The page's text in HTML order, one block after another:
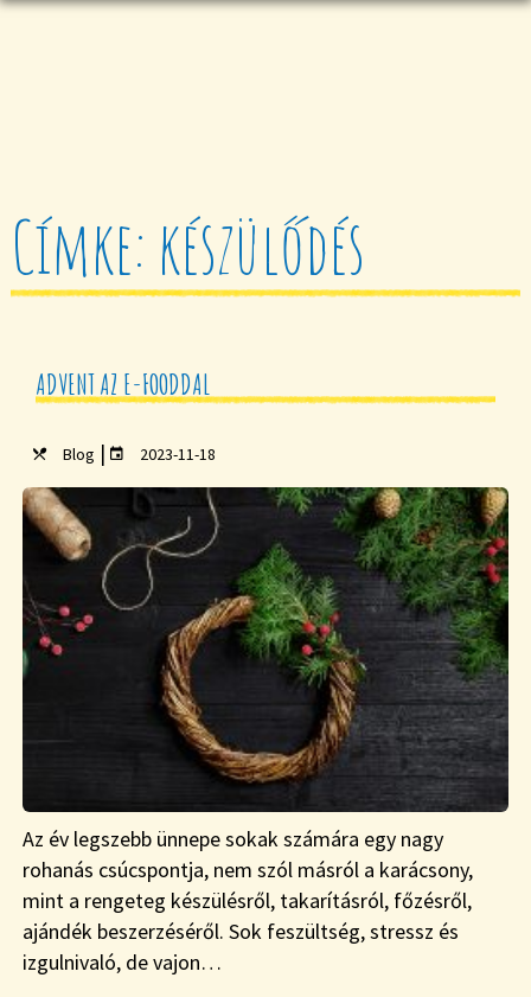
Címke: készülődés
ADVENT AZ E-FOODDAL
Blog | 2023-11-18
Az év legszebb ünnepe sokak számára egy nagy
rohanás csúcspontja, nem szól másról a karácsony,
mint a rengeteg készülésről, takarításról, főzésről,
ajándék beszerzéséről. Sok feszültség, stressz és
izgulnivaló, de vajon…